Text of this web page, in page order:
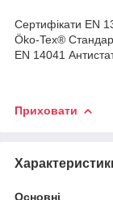
Сертифікати EN
Öko-Tex®
EN 14041
Приховати
Основні